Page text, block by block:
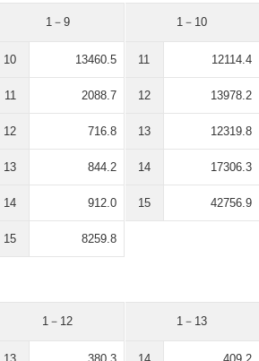
1－9
10 13460.5
11 2088.7
12 716.8
13 844.2
14 912.0
15 8259.8
1－10
11 12114.4
12 13978.2
13 12319.8
14 17306.3
15 42756.9
1－12 1－13